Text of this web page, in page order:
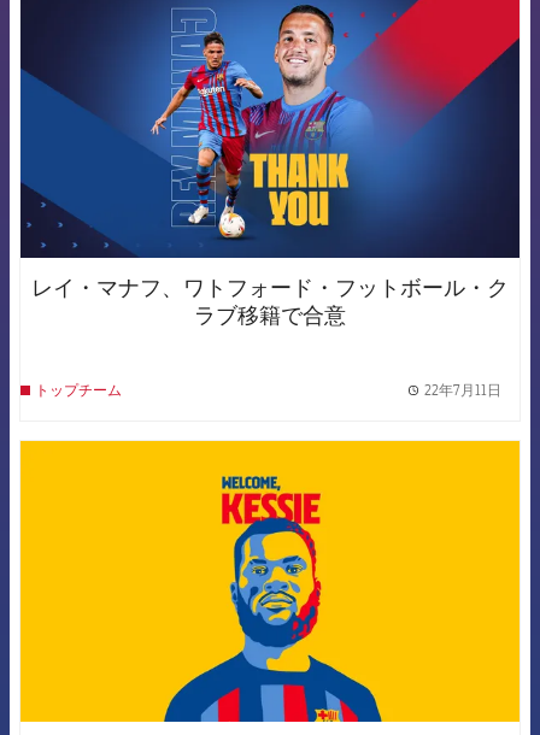
レイ・マナフ、ワトフォード・フットボール・ク
ラブ移籍で合意
トップチーム 22年7月11日